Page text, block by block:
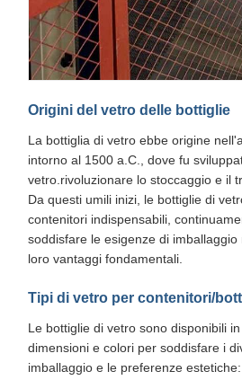
Origini del vetro delle bottiglie
La bottiglia di vetro ebbe origine
intorno al 1500 a.C., dove fu
vetro.rivoluzionare lo stoccaggio e il
Da questi umili inizi, le bottiglie di
contenitori indispensabili,
soddisfare le esigenze di
loro vantaggi fondamentali.
Tipi di vetro per contenitori/
Le bottiglie di vetro sono disponibili
dimensioni e colori per soddisfare i
imballaggio e le preferenze estetiche: